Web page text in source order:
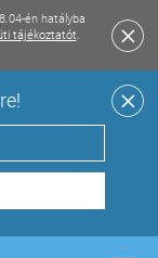
én hatályba
tájékoztatót.